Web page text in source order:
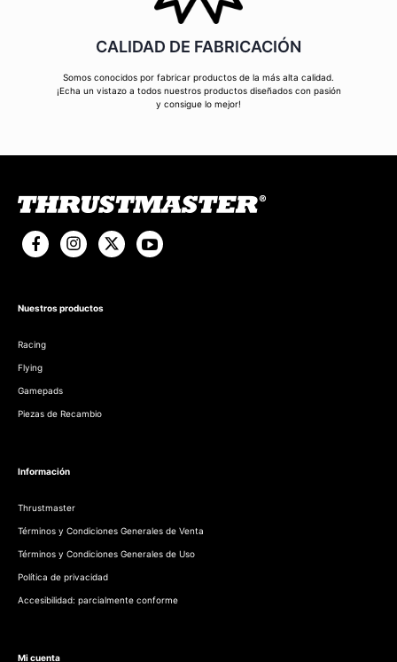
CALIDAD DE FABRICACIÓN
Somos conocidos por fabricar productos de la más alta calidad.
¡Echa un vistazo a todos nuestros productos diseñados con pasión
y consigue lo mejor!
Nuestros productos
Racing
Flying
Gamepads
Piezas de Recambio
Información
Thrustmaster
Términos y Condiciones Generales de Venta
Términos y Condiciones Generales de Uso
Política de privacidad
Accesibilidad: parcialmente conforme
Mi cuenta